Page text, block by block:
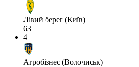
Лівий берег (Київ)
63
4
Агробізнес (Волочиськ)